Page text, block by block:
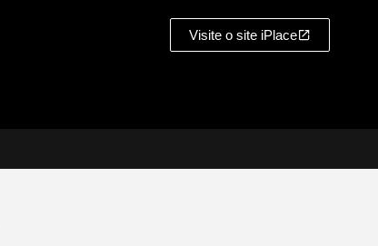
Visite o site iPlace